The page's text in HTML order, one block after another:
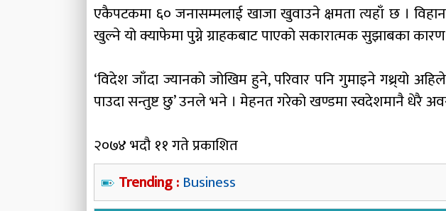
एकैपटकमा ६० जनासम्मलाई खाजा खुवाउने क्षमता त्यहाँ छ ।
खुल्ने यो क्याफेमा पुग्ने ग्राहकबाट पाएको सकारात्मक सुझाबका
‘विदेश जाँदा ज्यानको जोखिम हुने, परिवार पनि गुमाइने गथ्र्यो
पाउदा सन्तुष्ट छु’ उनले भने । मेहनत गरेको खण्डमा स्वदेशमानै धेरै
२०७४ भदौ ११ गते प्रकाशित
Trending : Business